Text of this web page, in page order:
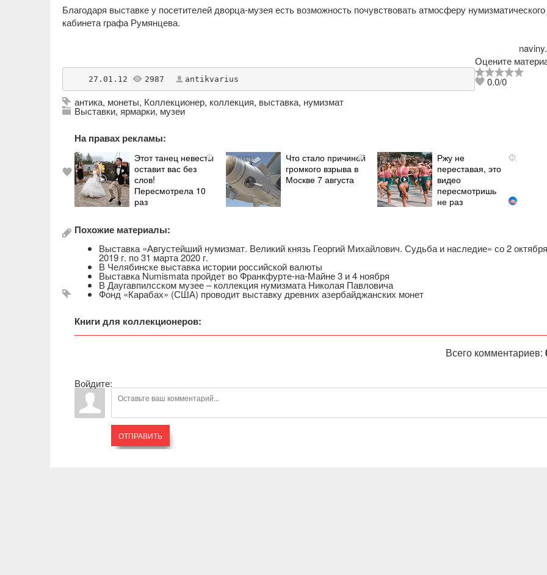
Благодаря выставке у посетителей дворца-музея есть возможность почувствовать атмосферу нумизматического
кабинета графа Румянцева.
Оцените
0.0/0
    27.01.12
2987 antikvarius
антика, монеты, Коллекционер, коллекция, выставка, нумизмат
Выставки, ярмарки, музеи
На правах рекламы:
i
Этот танец невесты
оставит вас без
слов!
Пересмотрела 10
раз
i
Что стало причиной
громкого взрыва в
Москве 7 августа
i
Ржу не
переставая, это
видео
пересмотришь
не раз
Похожие материалы:
Выставка «Августейший нумизмат. Великий князь Георгий Михайлович. Судьба и наследие» со 2 октября
2019 г. по 31 марта 2020 г.
В Челябинске выставка истории российской валюты
Выставка Numismata пройдет во Франкфурте-на-Майне 3 и 4 ноября
В Даугавпилсском музее – коллекция нумизмата Николая Павловича
Фонд «Карабах» (США) проводит выставку древних азербайджанских монет
Книги для коллекционеров:
Всего комментариев:
Войдите:
ОТПРАВИТЬ